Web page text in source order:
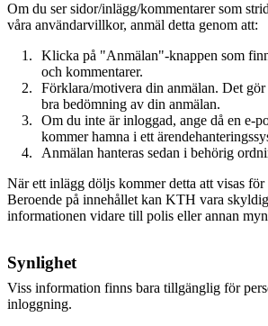
Om du ser sidor/inlägg/kommentarer som
våra användarvillkor, anmäl detta genom att:
Klicka på "Anmälan"-knappen som
och kommentarer.
Förklara/motivera din anmälan. Det gör
bra bedömning av din anmälan.
Om du inte är inloggad, ange då en e-
kommer hamna i ett
Anmälan hanteras sedan i behörig
När ett inlägg döljs kommer detta att visas för
Beroende på innehållet kan KTH vara
informationen vidare till polis eller annan
Synlighet
Viss information finns bara tillgänglig för
inloggning.